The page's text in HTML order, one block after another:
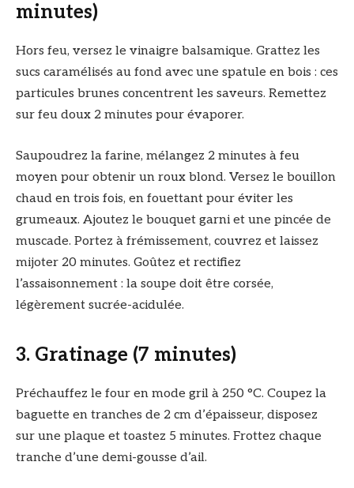
minutes)
Hors feu, versez le vinaigre balsamique. Grattez les
sucs caramélisés au fond avec une spatule en bois : ces
particules brunes concentrent les saveurs. Remettez
sur feu doux 2 minutes pour évaporer.
Saupoudrez la farine, mélangez 2 minutes à feu
moyen pour obtenir un roux blond. Versez le bouillon
chaud en trois fois, en fouettant pour éviter les
grumeaux. Ajoutez le bouquet garni et une pincée de
muscade. Portez à frémissement, couvrez et laissez
mijoter 20 minutes. Goûtez et rectifiez
l’assaisonnement : la soupe doit être corsée,
légèrement sucrée-acidulée.
3. Gratinage (7 minutes)
Préchauffez le four en mode gril à 250 °C. Coupez la
baguette en tranches de 2 cm d’épaisseur, disposez
sur une plaque et toastez 5 minutes. Frottez chaque
tranche d’une demi-gousse d’ail.